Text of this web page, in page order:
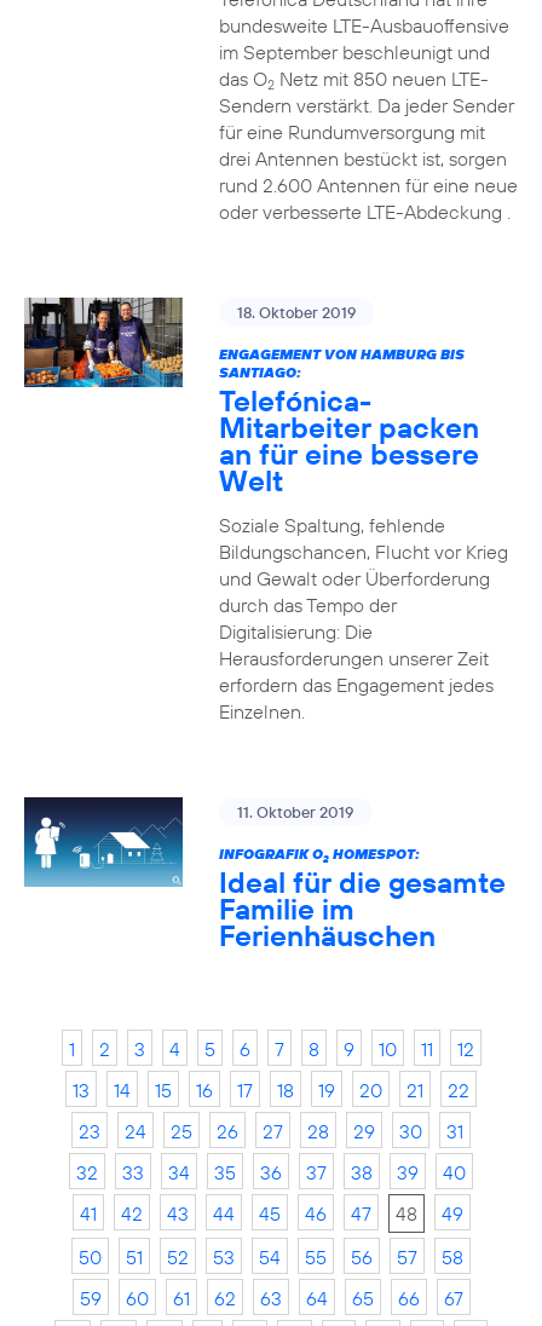
bundesweite LTE-Ausbauoffensive
im September beschleunigt und
das O2Netz mit 850 neuen LTE-
Sendern verstärkt. Da jeder Sender
für eine Rundumversorgung mit
drei Antennen bestückt ist, sorgen
rund 2.600 Antennen für eine neue
oder verbesserte LTE-Abdeckung .
18. Oktober 2019
ENGAGEMENT VON HAMBURG BIS
SANTIAGO:
Telefónica-
Mitarbeiter packen
an für eine bessere
Welt
Soziale Spaltung, fehlende
Bildungschancen, Flucht vor Krieg
und Gewalt oder Überforderung
durch das Tempo der
Digitalisierung: Die
Herausforderungen unserer Zeit
erfordern das Engagement jedes
Einzelnen.
11. Oktober 2019
INFOGRAFIK O2HOMESPOT:
Ideal für die gesamte
Familie im
Ferienhäuschen
1 2 3 4 5 6 7 8 9 10 11
12
13
14 15 16 17 18 19 20 21
22
23
24 25 26 27 28 29 30
31
32
33 34 35 36 37 38 39
40
41
42 43 44 45 46 47 48
49
50
51 52 53 54 55 56 57
58
59
60 61 62 63 64 65 66
67